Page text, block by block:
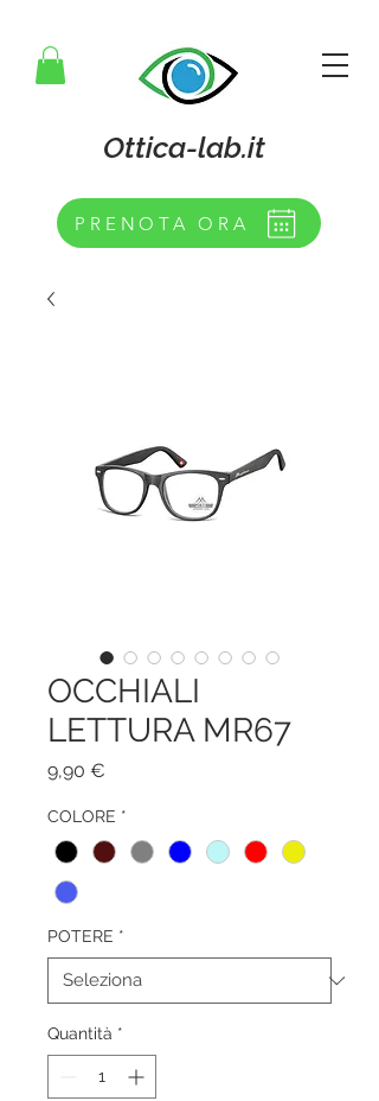
Ottica-lab.it
PRENOTA ORA
OCCHIALI
LETTURA MR67
9,90 €
COLORE *
POTERE *
Quantità *